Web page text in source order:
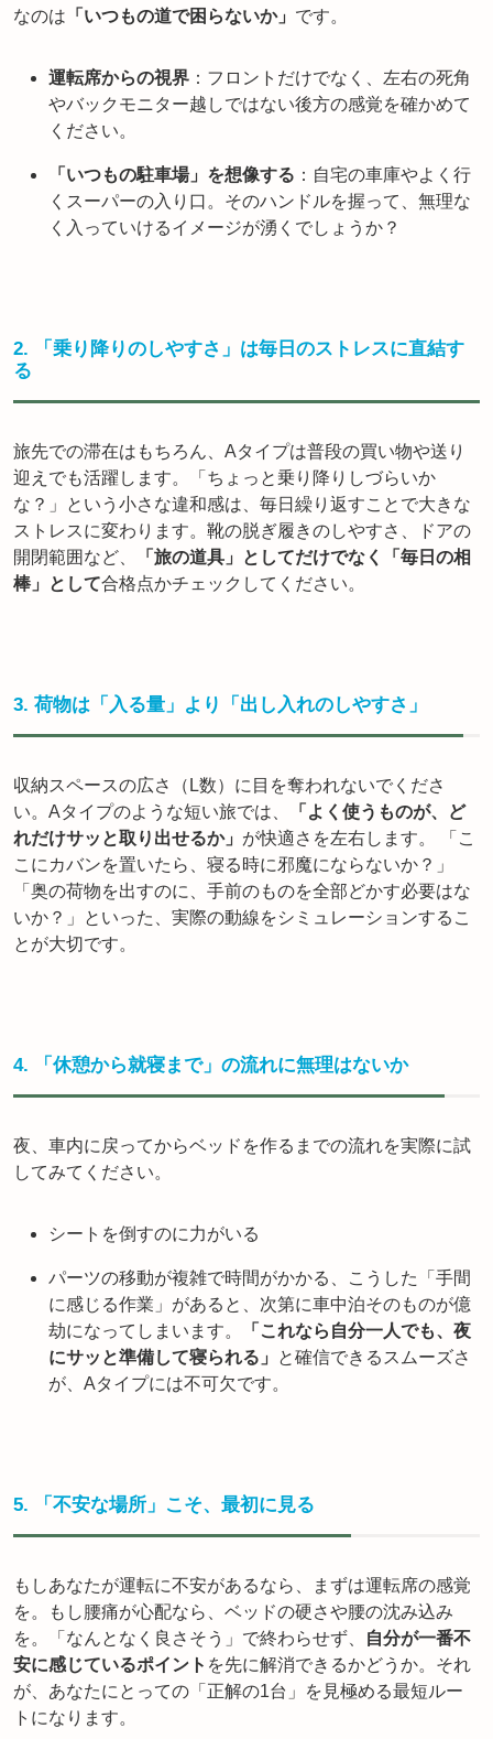
なのは 「いつもの道で困らないか」 です。
運転席からの視界 ：フロントだけでなく、左右の死角
やバックモニター越しではない後方の感覚を確かめて
ください。
「いつもの駐車場」を想像する ：自宅の車庫やよく行
くスーパーの入り口。そのハンドルを握って、無理な
く入っていけるイメージが湧くでしょうか？
2. 「乗り降りのしやすさ」は毎日のストレスに直結す
る
旅先での滞在はもちろん、Aタイプは普段の買い物や送り
迎えでも活躍します。「ちょっと乗り降りしづらいか
な？」という小さな違和感は、毎日繰り返すことで大きな
ストレスに変わります。靴の脱ぎ履きのしやすさ、ドアの
開閉範囲など、
「旅の道具」としてだけでなく「毎日の相
棒」として合格点かチェックしてください。
3. 荷物は「入る量」より「出し入れのしやすさ」
収納スペースの広さ（L数）に目を奪われないでくださ
い。Aタイプのような短い旅では、
「よく使うものが、ど
れだけサッと取り出せるか」 が快適さを左右します。 「こ
こにカバンを置いたら、寝る時に邪魔にならないか？」
「奥の荷物を出すのに、手前のものを全部どかす必要はな
いか？」といった、実際の動線をシミュレーションするこ
とが大切です。
4. 「休憩から就寝まで」の流れに無理はないか
夜、車内に戻ってからベッドを作るまでの流れを実際に試
してみてください。
シートを倒すのに力がいる
パーツの移動が複雑で時間がかかる、こうした「手間
に感じる作業」があると、次第に車中泊そのものが億
劫になってしまいます。
「これなら自分一人でも、夜
にサッと準備して寝られる」
と確信できるスムーズさ
が、Aタイプには不可欠です。
5. 「不安な場所」こそ、最初に見る
もしあなたが運転に不安があるなら、まずは運転席の感覚
を。もし腰痛が心配なら、ベッドの硬さや腰の沈み込み
を。「なんとなく良さそう」で終わらせず、
自分が一番不
安に感じているポイント を先に解消できるかどうか。それ
が、あなたにとっての「正解の1台」を見極める最短ルー
トになります。